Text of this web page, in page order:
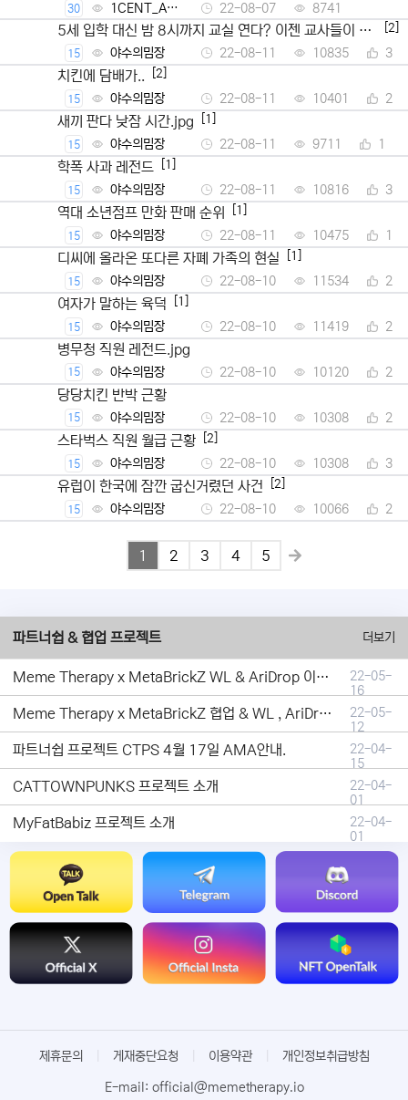
30
1CENT_Ad
min
22-08-07 8741
5세 입학 대신 밤 8시까지 교실 연다? 이젠 교사들이 뿔
났다
[2]
15 야수의밈장 22-08-11 10835 3
치킨에 담배가.. [2]
15 야수의밈장 22-08-11 10401 2
새끼 판다 낮잠 시간.jpg [1]
15 야수의밈장 22-08-11 9711 1
학폭 사과 레전드 [1]
15 야수의밈장 22-08-11 10816 3
역대 소년점프 만화 판매 순위 [1]
15 야수의밈장 22-08-11 10475 1
디씨에 올라온 또다른 자폐 가족의 현실 [1]
15 야수의밈장 22-08-10 11534 2
여자가 말하는 육덕 [1]
15 야수의밈장 22-08-10 11419 2
병무청 직원 레전드.jpg
15 야수의밈장 22-08-10 10120 2
당당치킨 반박 근황
15 야수의밈장 22-08-10 10308 2
스타벅스 직원 월급 근황 [2]
15 야수의밈장 22-08-10 10308 3
유럽이 한국에 잠깐 굽신거렸던 사건 [2]
15 야수의밈장 22-08-10 10066 2
1 2 3 4 5
파트너쉽 & 협업 프로젝트 더보기
Meme Therapy x MetaBrickZ WL & AriDrop 이벤트 결과안내!
22-05-
16
Meme Therapy x MetaBrickZ 협업 & WL , AriDrop 이벤트 안내
22-05-
12
파트너쉽 프로젝트 CTPS 4월 17일 AMA안내.
22-04-
15
CATTOWNPUNKS 프로젝트 소개
22-04-
01
MyFatBabiz 프로젝트 소개
22-04-
01
제휴문의 게재중단요청 이용약관 개인정보취급방침
E-mail: official@memetherapy.io